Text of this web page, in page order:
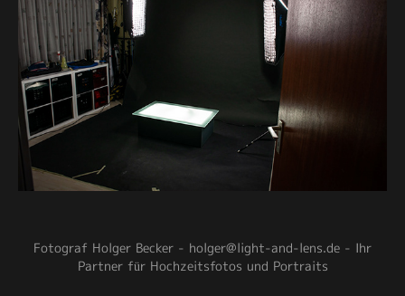
Fotograf Holger Becker - holger@light-and-lens.de - Ihr
Partner für Hochzeitsfotos und Portraits